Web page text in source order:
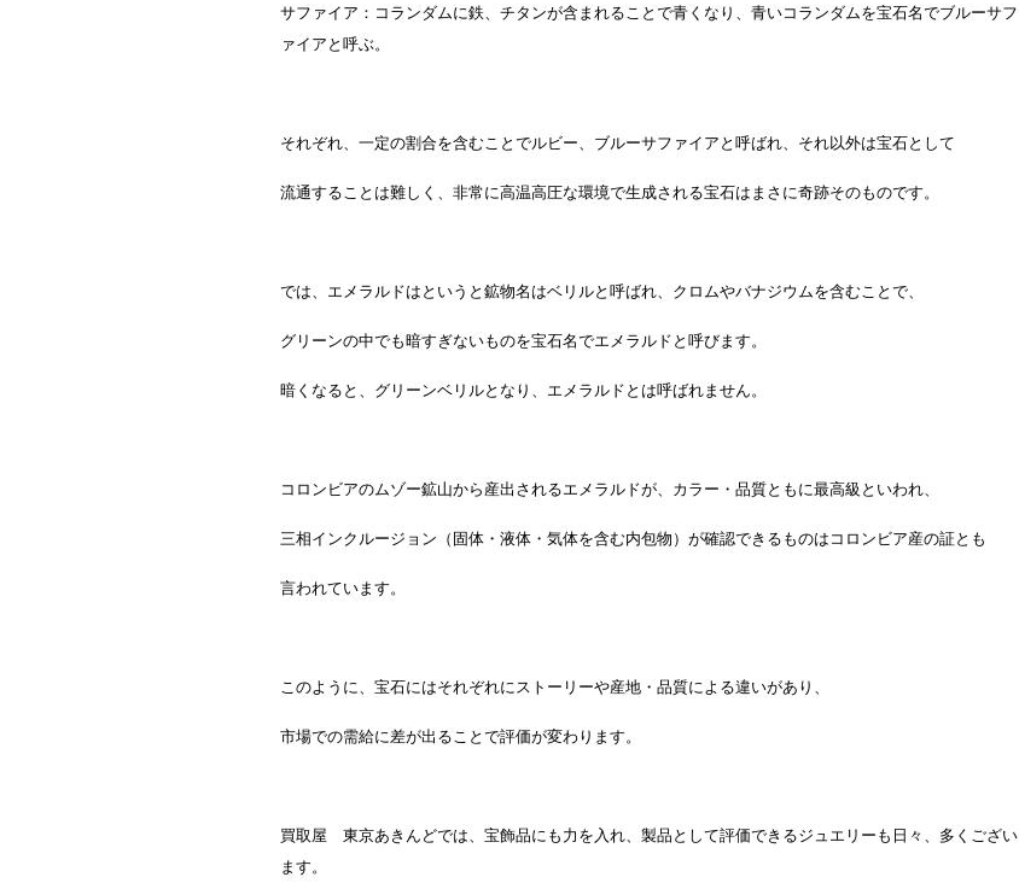
サファイア：コランダムに鉄、チタンが含まれることで青くなり、青いコランダムを宝石名でブルーサフ
ァイアと呼ぶ。
それぞれ、一定の割合を含むことでルビー、ブルーサファイアと呼ばれ、それ以外は宝石として
流通することは難しく、非常に高温高圧な環境で生成される宝石はまさに奇跡そのものです。
では、エメラルドはというと鉱物名はベリルと呼ばれ、クロムやバナジウムを含むことで、
グリーンの中でも暗すぎないものを宝石名でエメラルドと呼びます。
暗くなると、グリーンベリルとなり、エメラルドとは呼ばれません。
コロンビアのムゾー鉱山から産出されるエメラルドが、カラー・品質ともに最高級といわれ、
三相インクルージョン（固体・液体・気体を含む内包物）が確認できるものはコロンビア産の証とも
言われています。
このように、宝石にはそれぞれにストーリーや産地・品質による違いがあり、
市場での需給に差が出ることで評価が変わります。
買取屋 東京あきんどでは、宝飾品にも力を入れ、製品として評価できるジュエリーも日々、多くござい
ます。